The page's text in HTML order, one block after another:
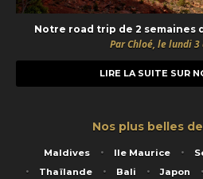
Notre road trip de 2 semaines
Par Chloé, le lundi
LIRE LA SUITE SUR
Nos plus belles
Maldives Ile Maurice
Thaïlande
Bali Japon